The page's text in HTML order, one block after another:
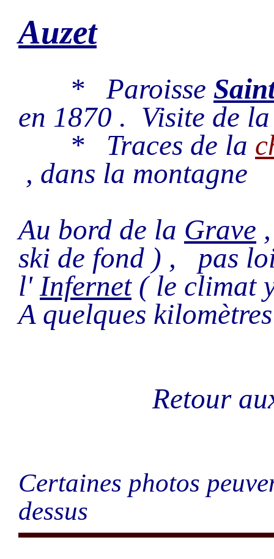
Auzet
* Paroisse
en 1870 . Visite de
* Traces de la
, dans la montagne
Au bord de la Grave
ski de fond ) , pas
l' Infernet( le climat
A quelques
Retour
Certaines photos
dessus